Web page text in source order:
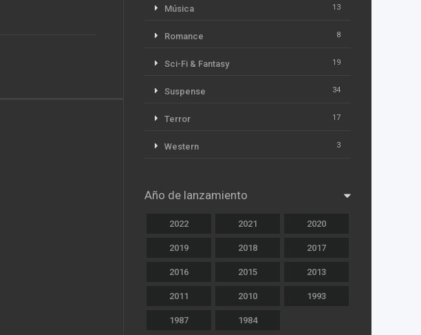
Música 13
Romance 8
Sci-Fi & Fantasy 19
Suspense 34
Terror 17
Western 3
Año de lanzamiento
2022 2021 2020
2019 2018 2017
2016 2015 2013
2011 2010 1993
1987 1984